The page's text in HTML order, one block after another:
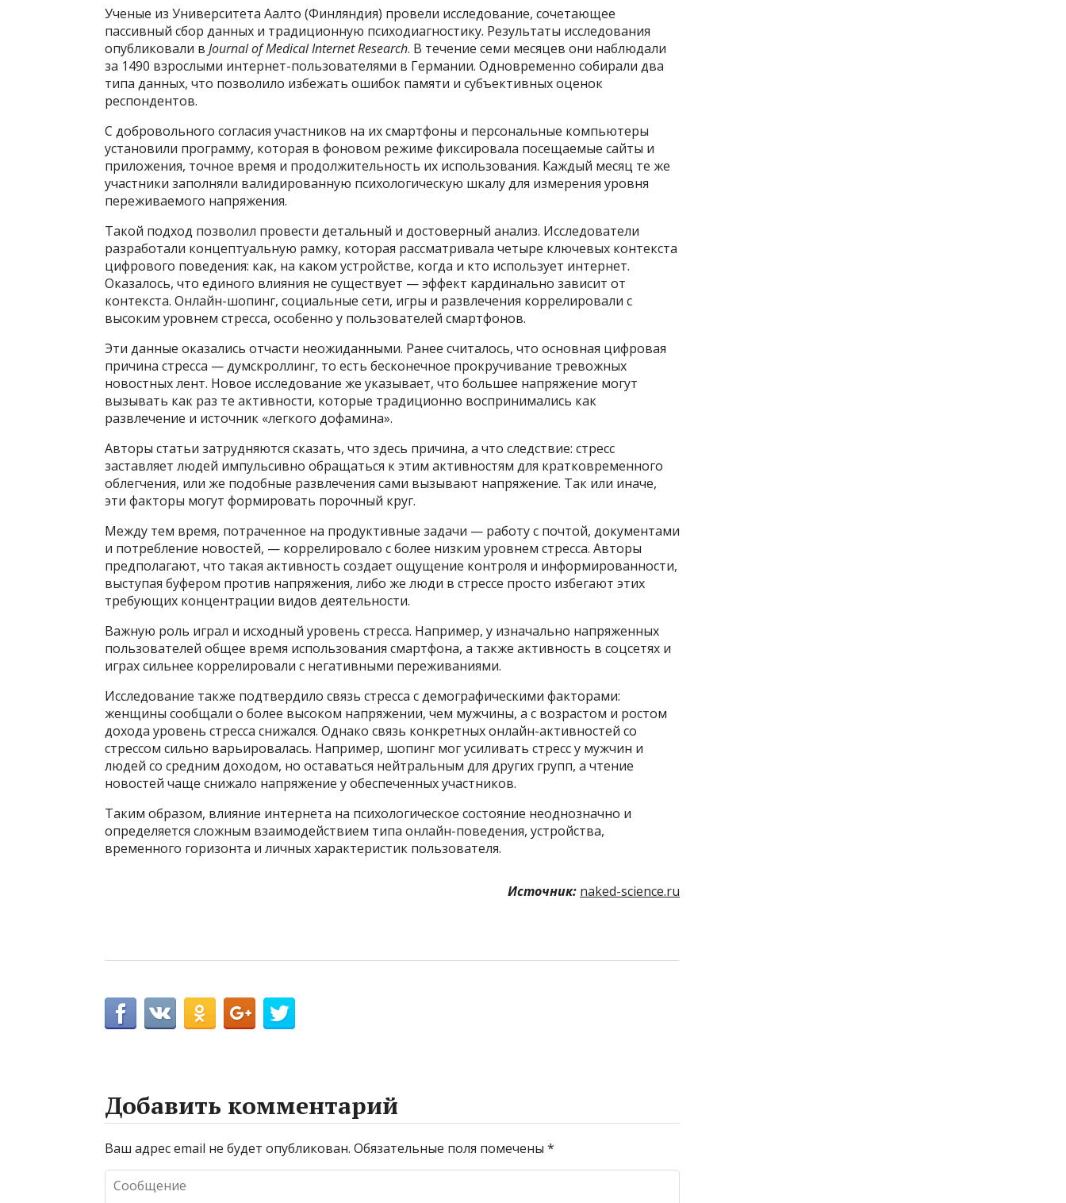
Ученые из Университета Аалто (Финляндия) провели исследование, сочетающее
пассивный сбор данных и традиционную психодиагностику. Результаты исследования
опубликовали в Journal of Medical Internet Research. В течение семи месяцев они наблюдали
за 1490 взрослыми интернет-пользователями в Германии. Одновременно собирали два
типа данных, что позволило избежать ошибок памяти и субъективных оценок
респондентов.
С добровольного согласия участников на их смартфоны и персональные компьютеры
установили программу, которая в фоновом режиме фиксировала посещаемые сайты и
приложения, точное время и продолжительность их использования. Каждый месяц те же
участники заполняли валидированную психологическую шкалу для измерения уровня
переживаемого напряжения.
Такой подход позволил провести детальный и достоверный анализ. Исследователи
разработали концептуальную рамку, которая рассматривала четыре ключевых контекста
цифрового поведения: как, на каком устройстве, когда и кто использует интернет.
Оказалось, что единого влияния не существует — эффект кардинально зависит от
контекста. Онлайн-шопинг, социальные сети, игры и развлечения коррелировали с
высоким уровнем стресса, особенно у пользователей смартфонов.
Эти данные оказались отчасти неожиданными. Ранее считалось, что основная цифровая
причина стресса — думскроллинг, то есть бесконечное прокручивание тревожных
новостных лент. Новое исследование же указывает, что большее напряжение могут
вызывать как раз те активности, которые традиционно воспринимались как
развлечение и источник «легкого дофамина».
Авторы статьи затрудняются сказать, что здесь причина, а что следствие: стресс
заставляет людей импульсивно обращаться к этим активностям для кратковременного
облегчения, или же подобные развлечения сами вызывают напряжение. Так или иначе,
эти факторы могут формировать порочный круг.
Между тем время, потраченное на продуктивные задачи — работу с почтой, документами
и потребление новостей, — коррелировало с более низким уровнем стресса. Авторы
предполагают, что такая активность создает ощущение контроля и информированности,
выступая буфером против напряжения, либо же люди в стрессе просто избегают этих
требующих концентрации видов деятельности.
Важную роль играл и исходный уровень стресса. Например, у изначально напряженных
пользователей общее время использования смартфона, а также активность в соцсетях и
играх сильнее коррелировали с негативными переживаниями.
Исследование также подтвердило связь стресса с демографическими факторами:
женщины сообщали о более высоком напряжении, чем мужчины, а с возрастом и ростом
дохода уровень стресса снижался. Однако связь конкретных онлайн-активностей со
стрессом сильно варьировалась. Например, шопинг мог усиливать стресс у мужчин и
людей со средним доходом, но оставаться нейтральным для других групп, а чтение
новостей чаще снижало напряжение у обеспеченных участников.
Таким образом, влияние интернета на психологическое состояние неоднозначно и
определяется сложным взаимодействием типа онлайн-поведения, устройства,
временного горизонта и личных характеристик пользователя.
Источник: naked-science.ru
Добавить комментарий
Ваш адрес email не будет опубликован. Обязательные поля помечены *